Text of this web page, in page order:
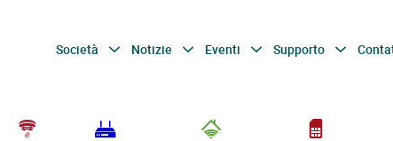
Società Notizie Eventi Supporto